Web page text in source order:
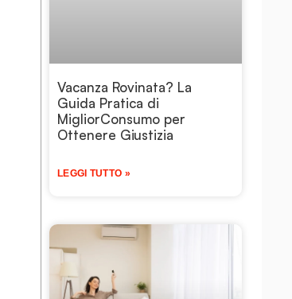
Vacanza Rovinata? La
Guida Pratica di
MigliorConsumo per
Ottenere Giustizia
LEGGI TUTTO »